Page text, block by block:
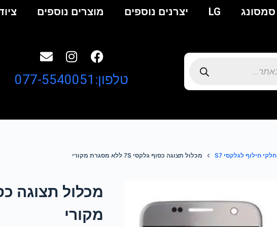
סמסונג LG יצרנים נוספים מוצרים נוספים
טלפון:077-5540051
חלקי חילוף לגלקסי S7 מכלול תצוגה כסוף גלקסי 7S ללא מסגרת מקורי
מקורי